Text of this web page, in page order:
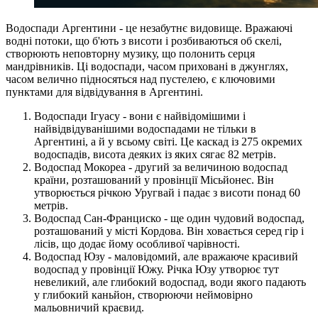
Водоспади Аргентини - це незабутнє видовище. Вражаючі
водні потоки, що б'ють з висоти і розбиваються об скелі,
створюють неповторну музику, що полонить серця
мандрівників. Ці водоспади, часом приховані в джунглях,
часом велично підносяться над пустелею, є ключовими
пунктами для відвідування в Аргентині.
Водоспади Ігуасу - вони є найвідомішими і
найвідвідуванішими водоспадами не тільки в
Аргентині, а й у всьому світі. Це каскад із 275 окремих
водоспадів, висота деяких із яких сягає 82 метрів.
Водоспад Мокореа - другий за величиною водоспад
країни, розташований у провінції Місьйонес. Він
утворюється річкою Уругвай і падає з висоти понад 60
метрів.
Водоспад Сан-Франциско - ще один чудовий водоспад,
розташований у місті Кордова. Він ховається серед гір і
лісів, що додає йому особливої чарівності.
Водоспад Юзу - маловідомий, але вражаюче красивий
водоспад у провінції Южу. Річка Юзу утворює тут
невеликий, але глибокий водоспад, води якого падають
у глибокий каньйон, створюючи неймовірно
мальовничий краєвид.